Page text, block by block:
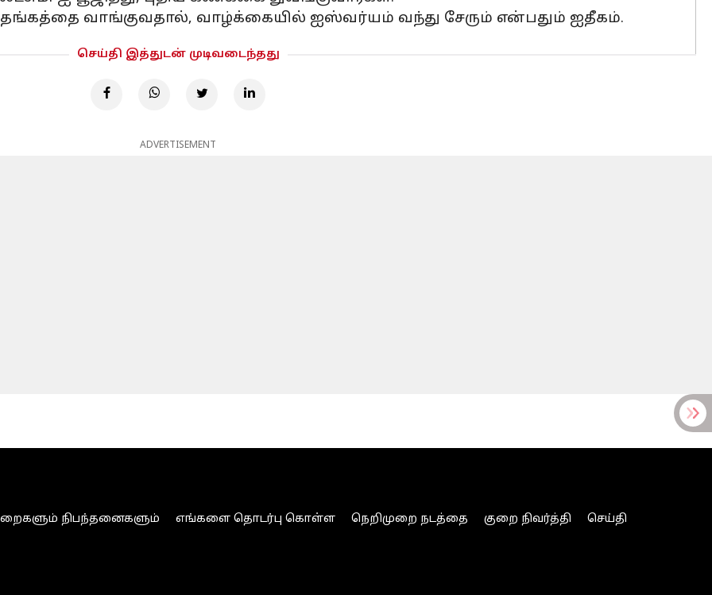
வாங்குவதால், வாழ்க்கையில் ஐஸ்வர்யம் வந்து சேரும் என்பதும் ஐதீகம்.
செய்தி இத்துடன் முடிவடைந்தது
ADVERTISEMENT
நிபந்தனைகளும் எங்களை தொடர்பு கொள்ள நெறிமுறை நடத்தை குறை நிவர்த்தி
செய்தி